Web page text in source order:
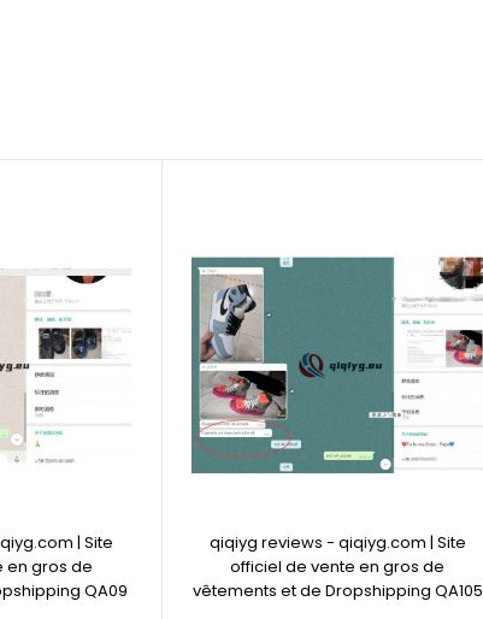
| Site
en gros de
QA09
qiqiyg reviews - qiqiyg.com | Site
officiel de vente en gros de
vêtements et de Dropshipping QA105